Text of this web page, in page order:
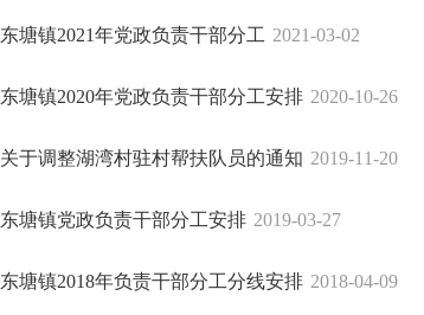
东塘镇2021年党政负责干部分工 2021-03-02
东塘镇2020年党政负责干部分工安排 2020-10-26
关于调整湖湾村驻村帮扶队员的通知 2019-11-20
东塘镇党政负责干部分工安排 2019-03-27
东塘镇2018年负责干部分工分线安排 2018-04-09